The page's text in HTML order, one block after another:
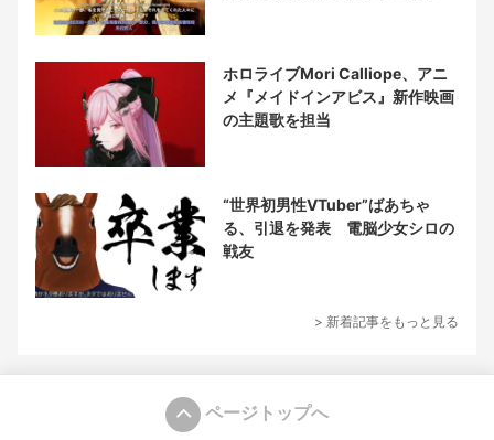
ホロライブMori Calliope、アニ
メ『メイドインアビス』新作映画
の主題歌を担当
“世界初男性VTuber”ばあちゃ
る、引退を発表 電脳少女シロの
戦友
> 新着記事をもっと見る
ページトップへ